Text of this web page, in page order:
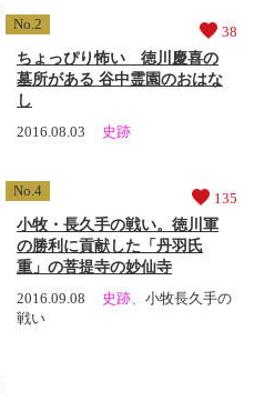
38
ちょっぴり怖い 徳川慶喜の
墓所がある 谷中霊園のおはな
し
2016.08.03 史跡
135
小牧・長久手の戦い。徳川軍
の勝利に貢献した「丹羽氏
重」の菩提寺の妙仙寺
2016.09.08 史跡、 小牧長久手の
戦い